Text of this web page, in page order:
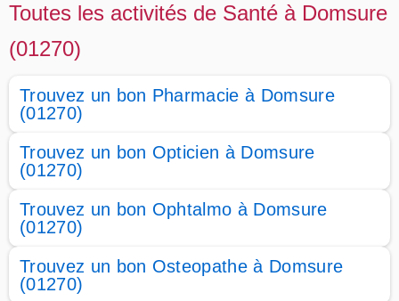
Toutes les activités de Santé à Domsure
(01270)
Trouvez un bon Pharmacie à Domsure
(01270)
Trouvez un bon Opticien à Domsure
(01270)
Trouvez un bon Ophtalmo à Domsure
(01270)
Trouvez un bon Osteopathe à Domsure
(01270)